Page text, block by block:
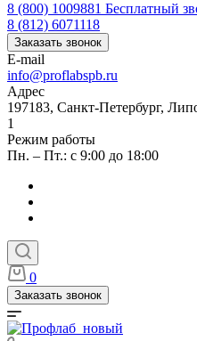
8 (800) 1009881 Бесплатный
8 (812) 6071118
Заказать звонок
E-mail
info@proflabspb.ru
Адрес
197183, Санкт-Петербург,
1
Режим работы
Пн. – Пт.: с 9:00 до 18:00
0
Заказать звонок